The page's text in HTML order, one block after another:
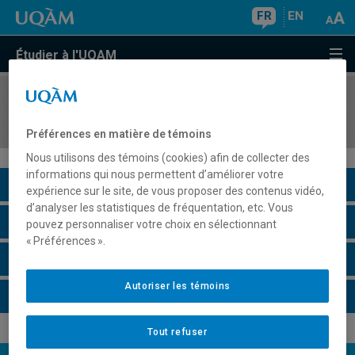
FR EN
Étudier à l'UQAM
COURS//
Description du cours
Horaire - Été 2026
Préférences en matière de témoins
Nous utilisons des témoins (cookies) afin de collecter des
informations qui nous permettent d’améliorer votre
expérience sur le site, de vous proposer des contenus vidéo,
d’analyser les statistiques de fréquentation, etc. Vous
pouvez personnaliser votre choix en sélectionnant
« Préférences ».
Tout refuser
Autoriser les témoins